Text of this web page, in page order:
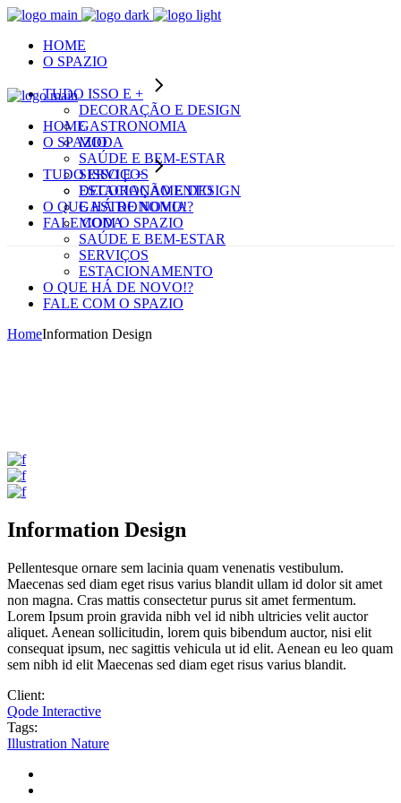
HOME
O SPAZIO
TUDO ISSO E +
DECORAÇÃO E DESIGN
GASTRONOMIA
MODA
SAÚDE E BEM-ESTAR
SERVIÇOS
ESTACIONAMENTO
O QUE HÁ DE NOVO!?
FALE COM O SPAZIO
HOME
O SPAZIO
TUDO ISSO E +
DECORAÇÃO E DESIGN
GASTRONOMIA
MODA
SAÚDE E BEM-ESTAR
SERVIÇOS
ESTACIONAMENTO
O QUE HÁ DE NOVO!?
FALE COM O SPAZIO
HomeInformation Design
Information Design
Pellentesque ornare sem lacinia quam venenatis vestibulum.
Maecenas sed diam eget risus varius blandit ullam id dolor sit amet
non magna. Cras mattis consectetur purus sit amet fermentum.
Lorem Ipsum proin gravida nibh vel id nibh ultricies velit auctor
aliquet. Aenean sollicitudin, lorem quis bibendum auctor, nisi elit
consequat ipsum, nec sagittis vehicula ut id elit. Aenean eu leo quam
sem nibh id elit Maecenas sed diam eget risus varius blandit.
Client:
Qode Interactive
Tags:
Illustration Nature